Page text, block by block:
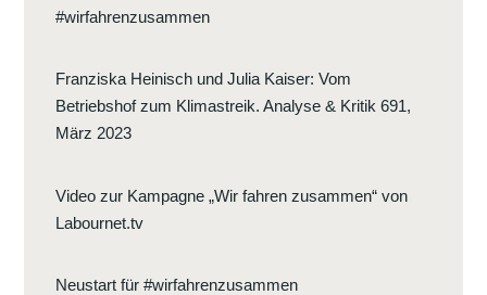
#wirfahrenzusammen
Franziska Heinisch und Julia Kaiser:Vom
Betriebshof zum Klimastreik. Analyse & Kritik 691,
März 2023
Video zur Kampagne „Wir fahren zusammen“ von
Labournet.tv
Neustart für #wirfahrenzusammen